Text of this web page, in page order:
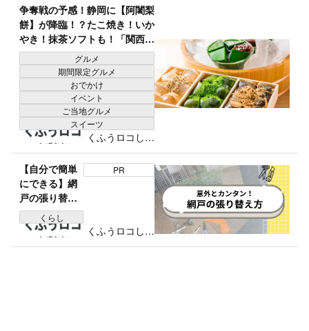
争奪戦の予感！静岡に【阿闍梨
餅】が降臨！？たこ焼き！いか
やき！抹茶ソフトも！「関西グ
ルメ大集合」「今行かなきゃ一
生後悔」
グルメ
期間限定グルメ
おでかけ
イベント
ご当地グルメ
スイーツ
くふうロコしず
おか編集部
【自分で簡単
にできる】網
戸の張り替え
方の手順と失
敗しないコツ
を解説！
くらし
PR
くふうロコしず
おか編集部